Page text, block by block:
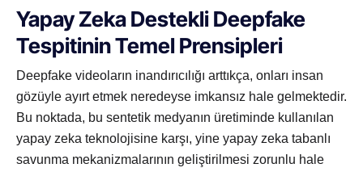
Yapay Zeka Destekli Deepfake
Tespitinin Temel Prensipleri
Deepfake videoların inandırıcılığı arttıkça, onları insan
gözüyle ayırt etmek neredeyse imkansız hale gelmektedir.
Bu noktada, bu sentetik medyanın üretiminde kullanılan
yapay zeka teknolojisine karşı, yine yapay zeka tabanlı
savunma mekanizmalarının geliştirilmesi zorunlu hale